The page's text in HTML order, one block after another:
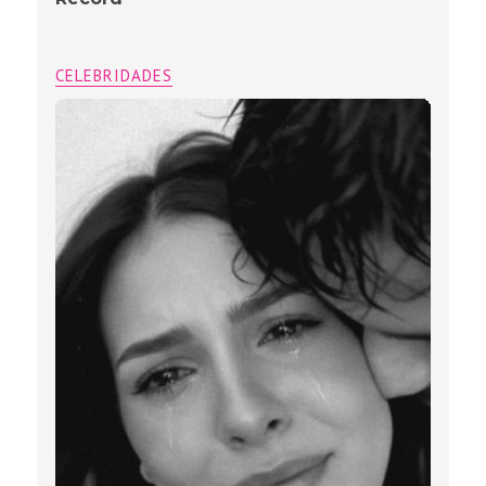
CELEBRIDADES